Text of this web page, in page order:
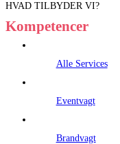
HVAD TILBYDER VI?
Kompetencer
Alle Services
Eventvagt
Brandvagt